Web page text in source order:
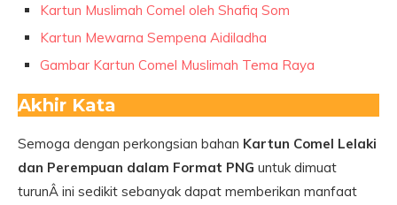
Kartun Muslimah Comel oleh Shafiq Som
Kartun Mewarna Sempena Aidiladha
Gambar Kartun Comel Muslimah Tema Raya
Akhir Kata
Semoga dengan perkongsian bahan Kartun Comel Lelaki
dan Perempuan dalam Format PNG untuk dimuat
turunÂ ini sedikit sebanyak dapat memberikan manfaat